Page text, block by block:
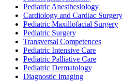
Pediatric Anesthesiology
Cardiology and Cardiac Surgery
Pediatric Maxillofacial Surgery
Pediatric Surgery
Transversal Competences
Pediatric Intensive Care
Pediatric Palliative Care
Pediatric Dermatology
Diagnostic Imaging